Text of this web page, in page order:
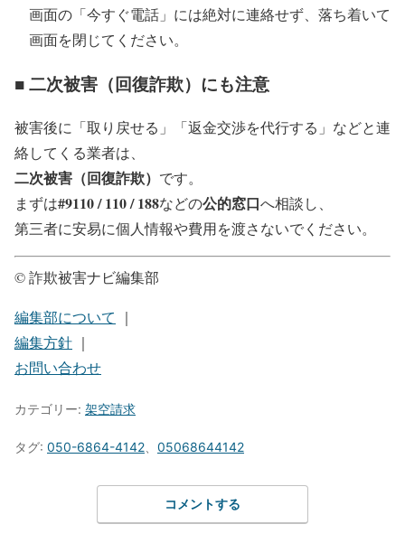
画面の「今すぐ電話」には絶対に連絡せず、落ち着いて
画面を閉じてください。
■ 二次被害（回復詐欺）にも注意
被害後に「取り戻せる」「返金交渉を代行する」などと連
絡してくる業者は、
二次被害（回復詐欺） です。
まずは#9110 / 110 / 188などの公的窓口へ相談し、
第三者に安易に個人情報や費用を渡さないでください。
© 詐欺被害ナビ編集部
編集部について ｜
編集方針 ｜
お問い合わせ
カテゴリー: 架空請求
タグ: 050-6864-4142 05068644142
コメントする